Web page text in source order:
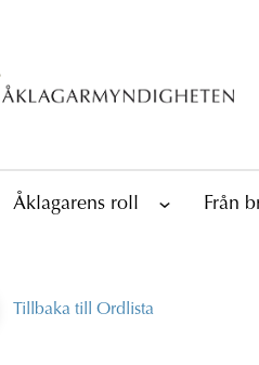
Åklagarens roll Från
Tillbaka till Ordlista